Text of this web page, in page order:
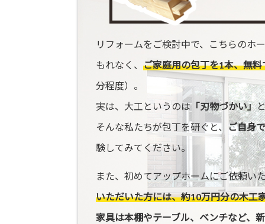
リフォームをご検討中で、こちらのホ
もれなく、 ご家庭用の包丁を1本、無
分程度）。
実は、大工というのは「刃物づかい」
そんな私たちが包丁を研ぐと、
ご自身
験してみてください。
また、初めてアップホームにご依頼い
いただいた方には、約10万円分の木工
家具は本棚やテーブル、ベンチなど、